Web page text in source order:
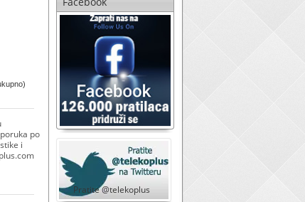
po
i
Pratite @telekoplus